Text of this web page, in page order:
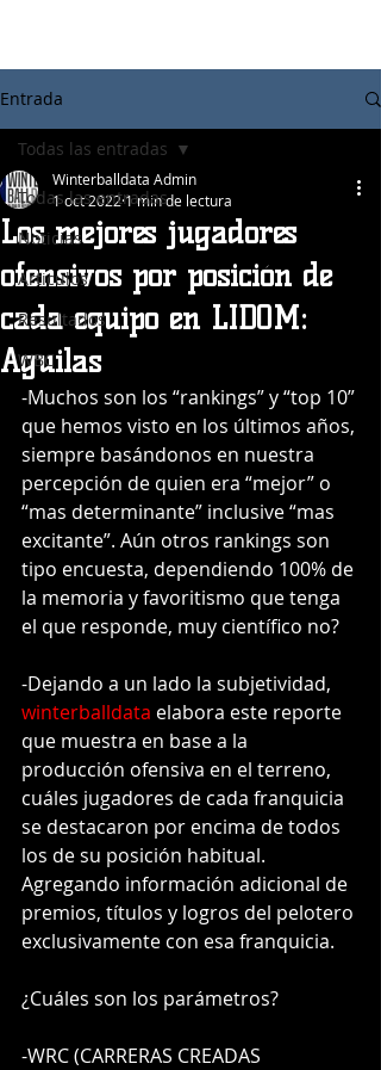
Entrada
Todas las entradas
Noticias
Articulos
Resultados
WBC
Todas las entradas
Los mejores jugadores
ofensivos por posición de
cada equipo en LIDOM:
Aguilas
Winterballdata Admin
1 oct 20221 min de lectura
-Muchos son los “rankings” y “top 10”
que hemos visto en los últimos años,
siempre basándonos en nuestra
percepción de quien era “mejor” o
“mas determinante” inclusive “mas
excitante”. Aún otros rankings son
tipo encuesta, dependiendo 100% de
la memoria y favoritismo que tenga
el que responde, muy científico no?
-Dejando a un lado la subjetividad,
winterballdata elabora este reporte
que muestra en base a la
producción ofensiva en el terreno,
cuáles jugadores de cada franquicia
se destacaron por encima de todos
los de su posición habitual.
Agregando información adicional de
premios, títulos y logros del pelotero
exclusivamente con esa franquicia.
¿Cuáles son los parámetros?
-WRC (CARRERAS CREADAS